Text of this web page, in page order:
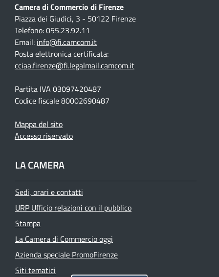
Camera di Commercio di Firenze
Piazza dei Giudici, 3 - 50122 Firenze
Telefono: 055.23.92.11
Email: info@fi.camcom.it
Posta elettronica certificata:
cciaa.firenze@fi.legalmail.camcom.it
Partita IVA 03097420487
Codice fiscale 80002690487
Mappa del sito
Accesso riservato
LA CAMERA
Sedi, orari e contatti
URP Ufficio relazioni con il pubblico
Stampa
La Camera di Commercio oggi
Azienda speciale PromoFirenze
Siti tematici